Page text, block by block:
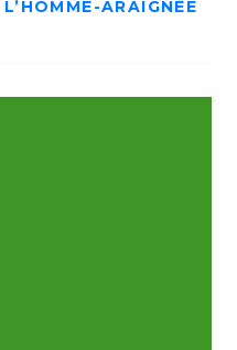
ARAIGNÉE